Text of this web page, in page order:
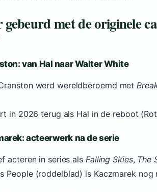
gebeurd met de originele
van Hal naar Walter White
werd wereldberoemd met
in 2026 terug als Hal in de reboot
acteerwerk na de serie
acteren in series als Falling Skies, The
People (roddelblad) is Kaczmarek